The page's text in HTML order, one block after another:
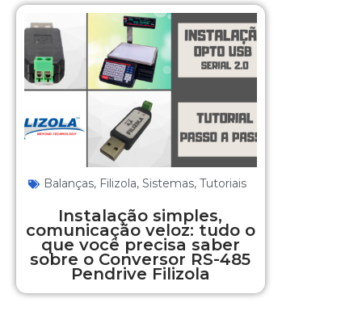
Balanças, Filizola, Sistemas, Tutoriais
Instalação simples,
comunicação veloz: tudo o
que você precisa saber
sobre o Conversor RS-485
Pendrive Filizola